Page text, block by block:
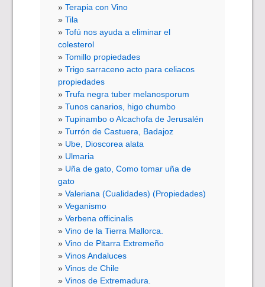
Terapia con Vino
Tila
Tofú nos ayuda a eliminar el
colesterol
Tomillo propiedades
Trigo sarraceno acto para celiacos
propiedades
Trufa negra tuber melanosporum
Tunos canarios, higo chumbo
Tupinambo o Alcachofa de Jerusalén
Turrón de Castuera, Badajoz
Ube, Dioscorea alata
Ulmaria
Uña de gato, Como tomar uña de
gato
Valeriana (Cualidades) (Propiedades)
Veganismo
Verbena officinalis
Vino de la Tierra Mallorca.
Vino de Pitarra Extremeño
Vinos Andaluces
Vinos de Chile
Vinos de Extremadura.